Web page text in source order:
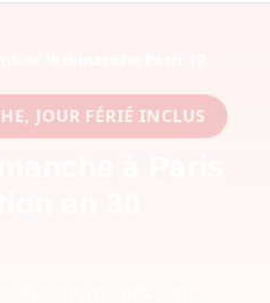
JOUR FÉRIÉ INCLUS